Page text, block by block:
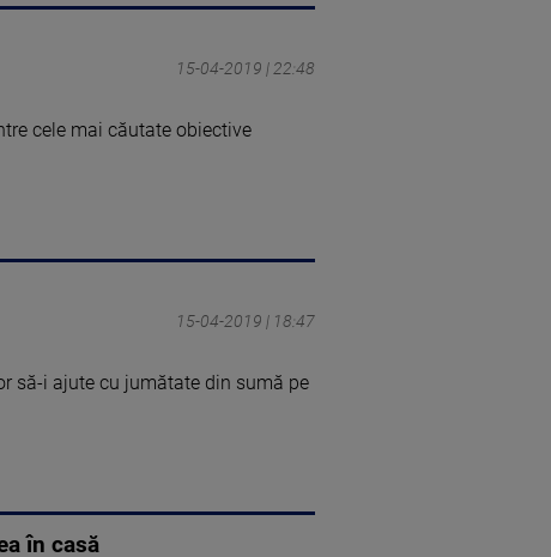
15-04-2019 | 22:48
cele mai căutate obiective
15-04-2019 | 18:47
să-i ajute cu jumătate din sumă pe
în casă